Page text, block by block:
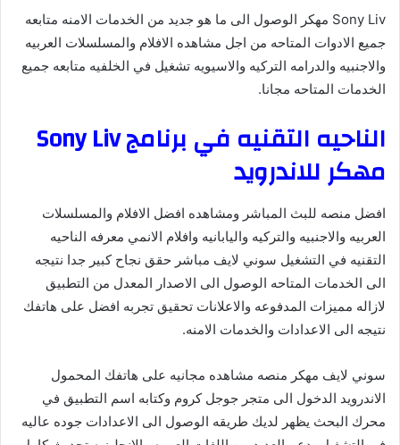
Sony Liv مهكر الوصول الى ما هو جديد من الخدمات الامنه متابعه
جميع الادوات المتاحه من اجل مشاهده الافلام والمسلسلات العربيه
والاجنبيه والدرامه التركيه والاسيويه تشغيل في الخلفيه متابعه جميع
الخدمات المتاحه مجانا.
الناحيه التقنيه في برنامج Sony Liv
مهكر للاندرويد
افضل منصه للبث المباشر ومشاهده افضل الافلام والمسلسلات
العربيه والاجنبيه والتركيه واليابانيه وافلام الانمي معرفه الناحيه
التقنيه في التشغيل سوني لايف مباشر حقق نجاح كبير جدا نتيجه
الى الخدمات المتاحه الوصول الى الاصدار المعدل من التطبيق
لازاله مميزات المدفوعه والاعلانات تحقيق تجربه افضل على هاتفك
نتيجه الى الاعدادات والخدمات الامنه.
سوني لايف مهكر منصه مشاهده مجانيه على هاتفك المحمول
الاندرويد الدخول الى متجر جوجل كروم وكتابه اسم التطبيق في
محرك البحث يظهر لديك طريقه الوصول الى الاعدادات جوده عاليه